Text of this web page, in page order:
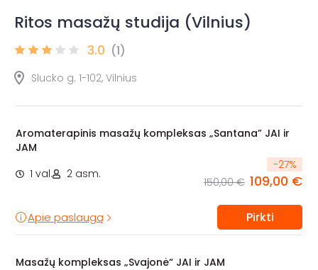
Ritos masažų studija (Vilnius)
3.0 (1)
Slucko g. 1-102, Vilnius
Aromaterapinis masažų kompleksas „Santana” JAI ir
JAM
1 val.
2 asm.
-27%
150,00 € 109,00 €
Apie paslaugą Pirkti
Masažų kompleksas „Svajonė“ JAI ir JAM